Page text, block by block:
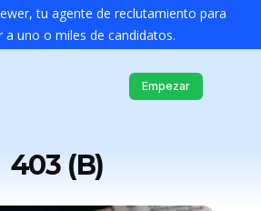
tu agente de reclutamiento para
a uno o miles de candidatos.
Empezar
403 (B)